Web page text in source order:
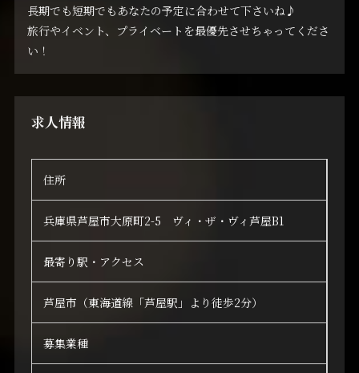
長期でも短期でもあなたの予定に合わせて下さいね♪
旅行やイベント、プライベートを最優先させちゃってくださ
い！
求人情報
住所
兵庫県芦屋市大原町2-5 ヴィ・ザ・ヴィ芦屋B1
最寄り駅・アクセス
芦屋市（東海道線「芦屋駅」より徒歩2分）
募集業種